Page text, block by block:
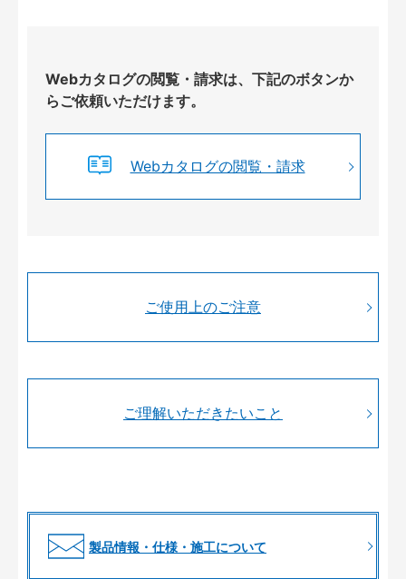
Webカタログの閲覧・請求は、下記のボタンか
らご依頼いただけます。
Webカタログの閲覧・請求
ご使用上のご注意
ご理解いただきたいこと
製品情報・仕様・施工について